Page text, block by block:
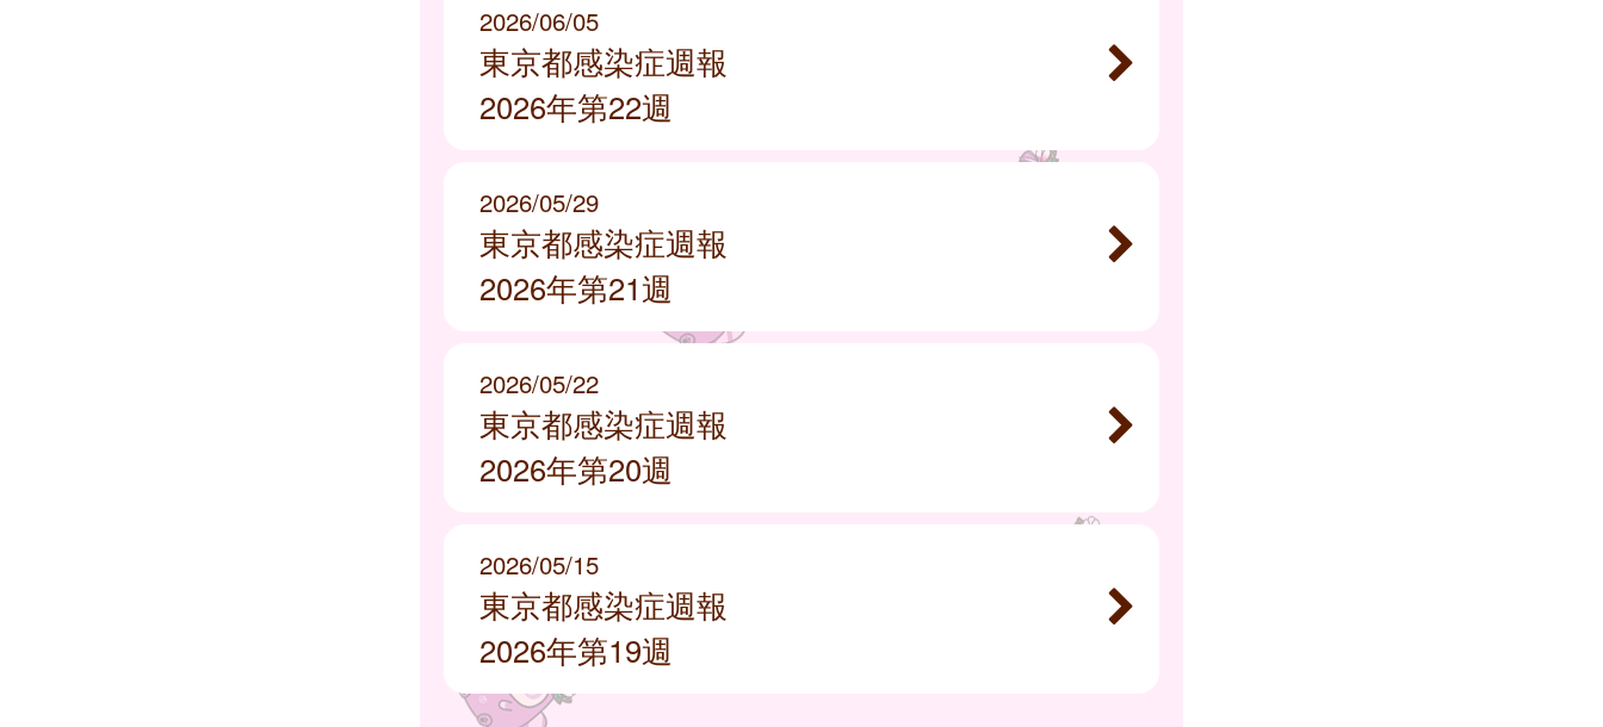
2026/06/05
東京都感染症週報
2026年第22週
2026/05/29
東京都感染症週報
2026年第21週
2026/05/22
東京都感染症週報
2026年第20週
2026/05/15
東京都感染症週報
2026年第19週